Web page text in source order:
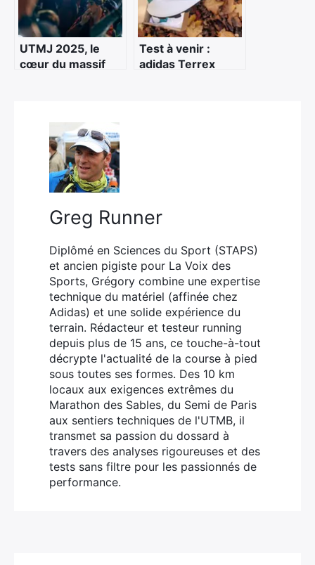
UTMJ 2025, le
cœur du massif
Test à venir :
adidas Terrex
Greg Runner
Diplômé en Sciences du Sport (STAPS)
et ancien pigiste pour La Voix des
Sports, Grégory combine une expertise
technique du matériel (affinée chez
Adidas) et une solide expérience du
terrain. Rédacteur et testeur running
depuis plus de 15 ans, ce touche-à-tout
décrypte l'actualité de la course à pied
sous toutes ses formes. Des 10 km
locaux aux exigences extrêmes du
Marathon des Sables, du Semi de Paris
aux sentiers techniques de l'UTMB, il
transmet sa passion du dossard à
travers des analyses rigoureuses et des
tests sans filtre pour les passionnés de
performance.